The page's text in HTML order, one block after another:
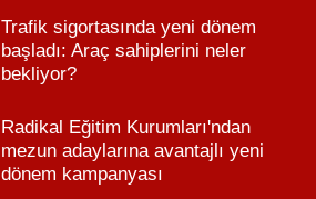
Trafik sigortasında yeni dönem
başladı: Araç sahiplerini neler
bekliyor?
Radikal Eğitim Kurumları'ndan
mezun adaylarına avantajlı yeni
dönem kampanyası